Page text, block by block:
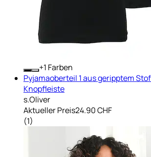
+ Farben
Pyjamaoberteil 1 aus geripptem
Knopfleiste
s.Oliver
Aktueller Preis24.90 CHF
(1)